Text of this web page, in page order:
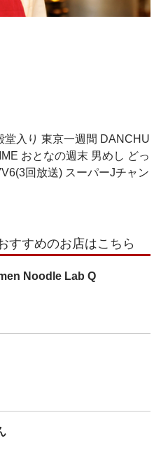
入り 東京一週間 DANCHU
おとなの週末 男めし どっ
回放送) スーパーJチャン
すすめのお店はこちら
Noodle Lab Q